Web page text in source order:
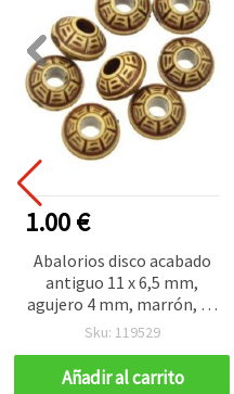
1.00 €
Abalorios disco acabado
antiguo 11 x 6,5 mm,
agujero 4 mm, marrón, 50
g (~160 piezas)
Sku: 119529
Añadir al carrito